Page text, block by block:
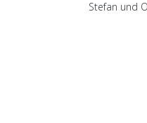
Stefan und